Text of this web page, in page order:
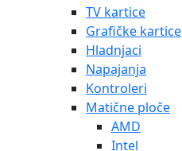
TV kartice
Grafičke kartice
Hladnjaci
Napajanja
Kontroleri
Matične ploče
AMD
Intel